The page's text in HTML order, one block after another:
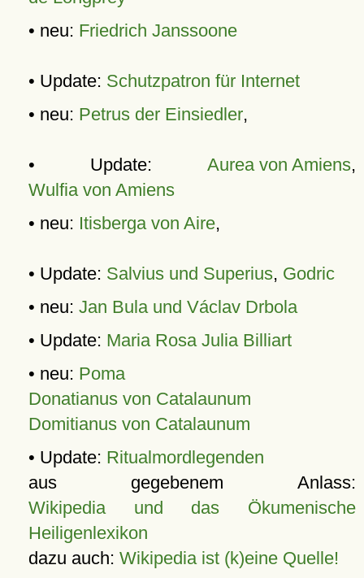
• neu: Friedrich Janssoone
• Update: Schutzpatron für Internet
• neu: Petrus der Einsiedler,
• Update: Aurea von Amiens,
Wulfia von Amiens
• neu: Itisberga von Aire,
• Update: Salvius und Superius, Godric
• neu: Jan Bula und Václav Drbola
• Update: Maria Rosa Julia Billiart
• neu: Poma
Donatianus von Catalaunum
Domitianus von Catalaunum
• Update: Ritualmordlegenden
aus gegebenem Anlass:
Wikipedia und das Ökumenische
Heiligenlexikon
dazu auch: Wikipedia ist (k)eine Quelle!